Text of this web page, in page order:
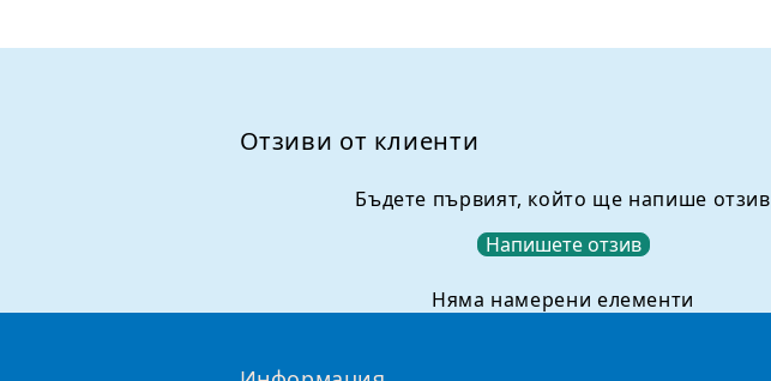
а
е
,
е
Отзиви от клиенти
Бъдете първият, който ще напише отзив
Напишете отзив
Няма намерени елементи